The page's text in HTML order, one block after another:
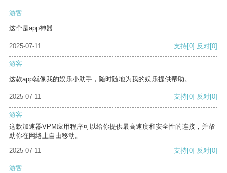
游客
这个是app神器
2025-07-11 支持[0] 反对[0]
游客
这款app就像我的娱乐小助手，随时随地为我的娱乐提供帮助。
2025-07-11 支持[0] 反对[0]
游客
这款加速器VPM应用程序可以给你提供最高速度和安全性的连接，并帮
助你在网络上自由移动。
2025-07-11
支持[0] 反对[0]
游客